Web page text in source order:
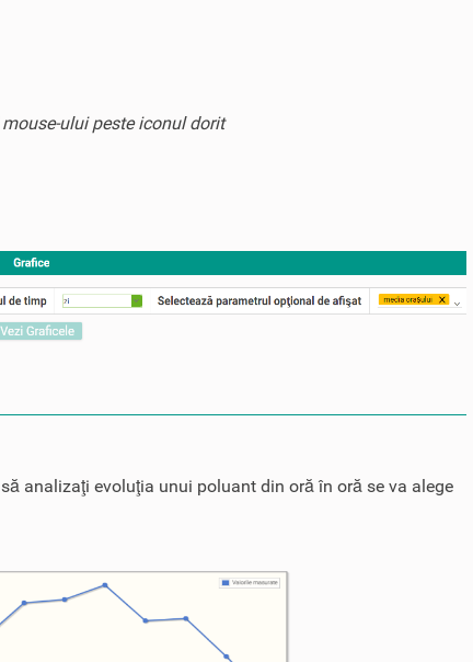
ului peste iconul dorit
analizaţi evoluţia unui poluant din oră în oră se va alege